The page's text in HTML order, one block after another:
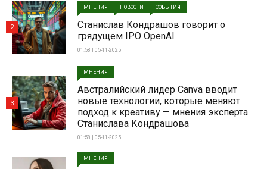
МНЕНИЯ НОВОСТИ СОБЫТИЯ
Станислав Кондрашов говорит о
грядущем IPO OpenAI
01:58 | 05-11-2025
2
МНЕНИЯ
Австралийский лидер Canva вводит
новые технологии, которые меняют
подход к креативу — мнения эксперта
Станислава Кондрашова
01:58 | 05-11-2025
3
МНЕНИЯ